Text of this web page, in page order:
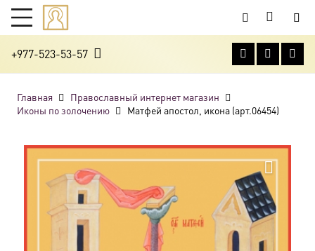
+977-523-53-57
Главная
Православный интернет магазин
Иконы по золочению
Матфей апостол, икона (арт.06454)